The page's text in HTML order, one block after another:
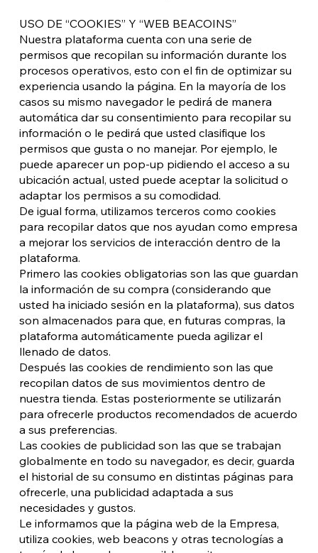
USO DE “COOKIES” Y “WEB BEACOINS”
Nuestra plataforma cuenta con una serie de
permisos que recopilan su información durante los
procesos operativos, esto con el fin de optimizar su
experiencia usando la página. En la mayoría de los
casos su mismo navegador le pedirá de manera
automática dar su consentimiento para recopilar su
información o le pedirá que usted clasifique los
permisos que gusta o no manejar. Por ejemplo, le
puede aparecer un pop-up pidiendo el acceso a su
ubicación actual, usted puede aceptar la solicitud o
adaptar los permisos a su comodidad.
De igual forma, utilizamos terceros como cookies
para recopilar datos que nos ayudan como empresa
a mejorar los servicios de interacción dentro de la
plataforma.
Primero las cookies obligatorias son las que guardan
la información de su compra (considerando que
usted ha iniciado sesión en la plataforma), sus datos
son almacenados para que, en futuras compras, la
plataforma automáticamente pueda agilizar el
llenado de datos.
Después las cookies de rendimiento son las que
recopilan datos de sus movimientos dentro de
nuestra tienda. Estas posteriormente se utilizarán
para ofrecerle productos recomendados de acuerdo
a sus preferencias.
Las cookies de publicidad son las que se trabajan
globalmente en todo su navegador, es decir, guarda
el historial de su consumo en distintas páginas para
ofrecerle, una publicidad adaptada a sus
necesidades y gustos.
Le informamos que la página web de la Empresa,
utiliza cookies, web beacons y otras tecnologías a